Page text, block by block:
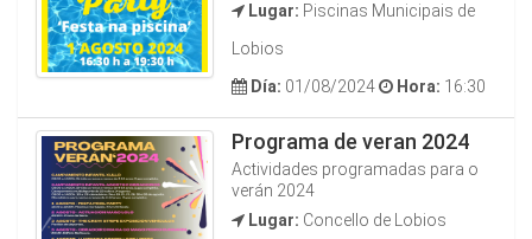
Lugar: Piscinas Municipais de
Lobios
Día: 01/08/2024 Hora: 16:30
Programa de veran 2024
Actividades programadas para o
verán 2024
Lugar: Concello de Lobios